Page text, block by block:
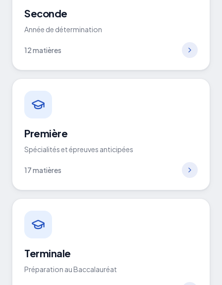
Seconde
Année de détermination
12matières
Première
Spécialités et épreuves anticipées
17matières
Terminale
Préparation au Baccalauréat